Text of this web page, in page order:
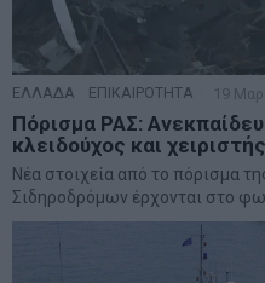
ΕΛΛΑΔΑ ΕΠΙΚΑΙΡΟΤΗΤΑ 19
Πόρισμα ΡΑΣ:
κλειδούχος και
Νέα στοιχεία από το πόρισμα
Σιδηροδρόμων έρχονται στο